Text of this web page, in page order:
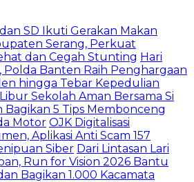
SD Ikuti Gerakan Makan
Serang, Perkuat
dan Cegah Stunting Hari
Polda Banten Raih Penghargaan
hingga Tebar Kepedulian
Libur Sekolah Aman Bersama Si
Bagikan 5 Tips Membonceng
Motor OJK Digitalisasi
Aplikasi Anti Scam 157
Siber Dari Lintasan Lari
Run for Vision 2026 Bantu
Bagikan 1.000 Kacamata